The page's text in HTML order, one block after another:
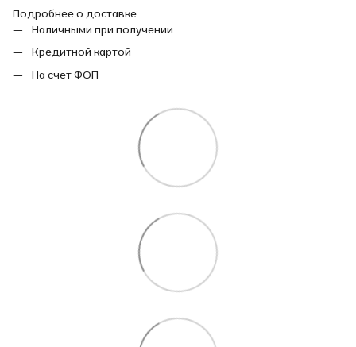
Подробнее о доставке
Наличными при получении
Кредитной картой
На счет ФОП